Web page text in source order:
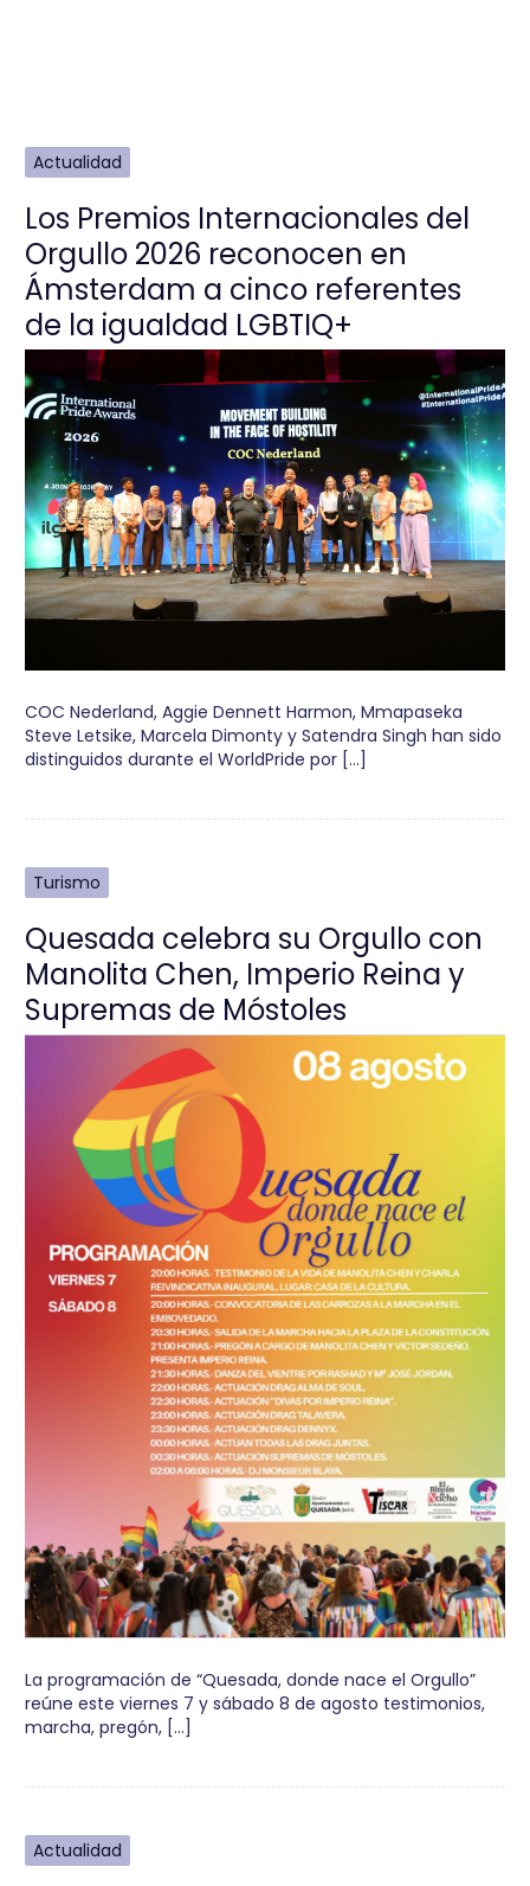
Actualidad
Los Premios Internacionales del
Orgullo 2026 reconocen en
Ámsterdam a cinco referentes
de la igualdad LGBTIQ+
COC Nederland, Aggie Dennett Harmon, Mmapaseka
Steve Letsike, Marcela Dimonty y Satendra Singh han sido
distinguidos durante el WorldPride por […]
Turismo
Quesada celebra su Orgullo con
Manolita Chen, Imperio Reina y
Supremas de Móstoles
La programación de “Quesada, donde nace el Orgullo”
reúne este viernes 7 y sábado 8 de agosto testimonios,
marcha, pregón, […]
Actualidad